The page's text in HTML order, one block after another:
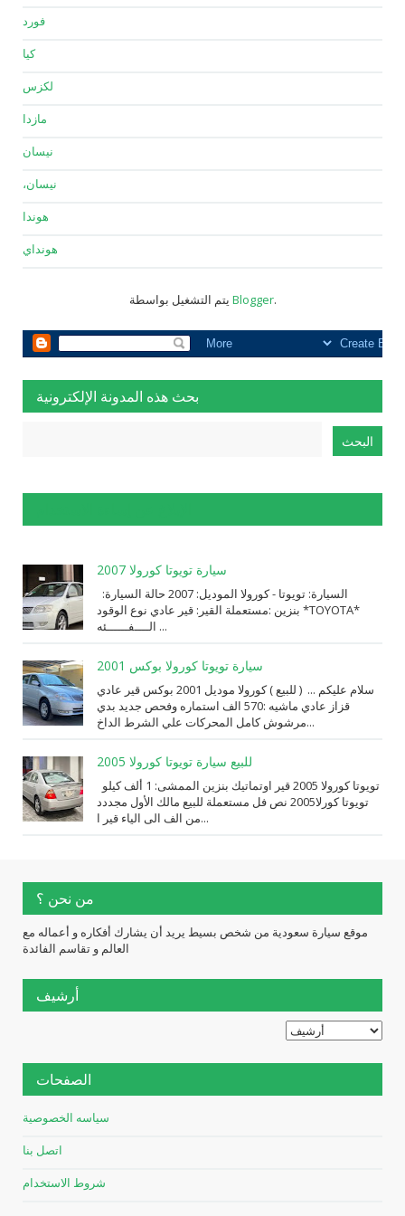
فورد
كيا
لكزس
مازدا
نيسان
نيسان،
هوندا
هونداي
Blogger.
بحث هذه المدونة الإلكترونية
سيارة تويوتا كورولا 2007
⁨مستعملة⁩ القير: ⁨قير عادي⁩ نوع الوقود: ⁨بنزين⁩ *TOYOTA*
الــــفــــــئه ...
سيارة تويوتا كورولا بوكس 2001
سلام عليكم ... ( للبيع ) كورولا موديل 2001 بوكس قير عادي
قزاز عادي ماشيه :570 الف استماره وفحص جديد بدي
مرشوش كامل المحركات علي الشرط الداخ...
للبيع سيارة تويوتا كورولا 2005
تويوتا كورلا2005 نص فل مستعملة للبيع مالك الأول مجددد
من الف الى الياء قير ا...
من نحن ؟
موقع سيارة سعودية من شخص بسيط يريد أن يشارك أفكاره و أعماله مع
العالم و تقاسم الفائدة
أرشيف
الصفحات
سياسه الخصوصية
اتصل بنا
شروط الاستخدام